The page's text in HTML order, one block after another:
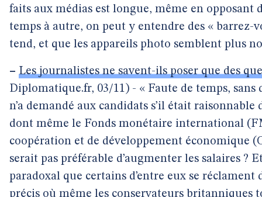
faits aux médias est longue, même en opposant
temps à autre, on peut y entendre des « barrez-
tend, et que les appareils photo semblent plus
– Les journalistes ne savent-ils poser que des
Diplomatique.fr, 03/11) - « Faute de temps,
n’a demandé aux candidats s’il était
dont même le Fonds monétaire international
coopération et de développement économique
serait pas préférable d’augmenter les salaires ?
paradoxal que certains d’entre eux se
précis où même les conservateurs britanniques